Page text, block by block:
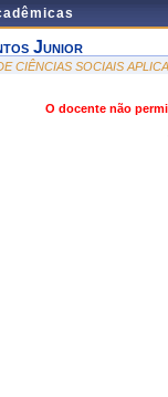
Junior
CIÊNCIAS SOCIAIS
O docente não